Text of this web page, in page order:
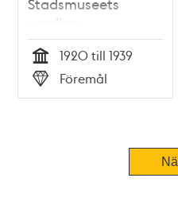
samling
Tid
1920 till 1939
Typ
Föremål
Tidigare